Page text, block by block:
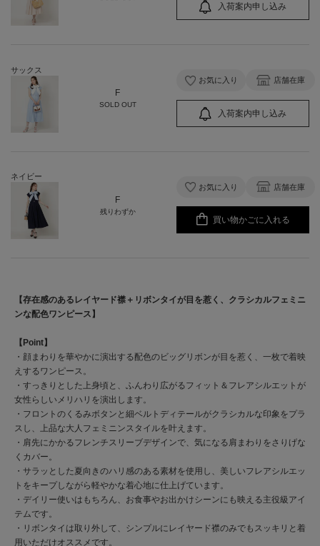
入荷案内申し込み
サックス
F
SOLD OUT
お気に入り 店舗在庫
入荷案内申し込み
ネイビー
F
残りわずか
お気に入り 店舗在庫
買い物かごに入れる
【存在感のあるレイヤード襟＋リボンタイが目を惹く、クラシカルフェミニ
ンな配色ワンピース】
【Point】
・顔まわりを華やかに演出する配色のビッグリボンが目を惹く、一枚で着映
えするワンピース。
・すっきりとした上身頃と、ふんわり広がるフィット＆フレアシルエットが
女性らしいメリハリを演出します。
・フロントのくるみボタンと細ベルトディテールがクラシカルな印象をプラ
スし、上品な大人フェミニンスタイルを叶えます。
・肩先にかかるフレンチスリーブデザインで、気になる肩まわりをさりげな
くカバー。
・サラッとした夏向きのハリ感のある素材を使用し、美しいフレアシルエッ
トをキープしながら軽やかな着心地に仕上げています。
・デイリー使いはもちろん、お食事やお出かけシーンにも映える主役級アイ
テムです。
・リボンタイは取り外して、シンプルにレイヤード襟のみでもスッキリと着
用いただけオススメです。